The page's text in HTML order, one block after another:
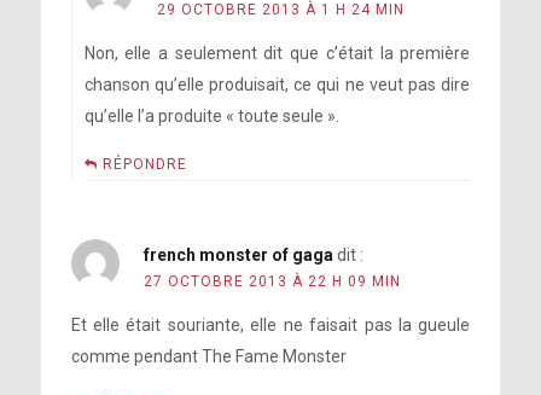
29 OCTOBRE 2013 À 1 H 24 MIN
Non, elle a seulement dit que c’était la première
chanson qu’elle produisait, ce qui ne veut pas dire
qu’elle l’a produite « toute seule ».
RÉPONDRE
french monster of gaga dit :
27 OCTOBRE 2013 À 22 H 09 MIN
Et elle était souriante, elle ne faisait pas la gueule
comme pendant The Fame Monster